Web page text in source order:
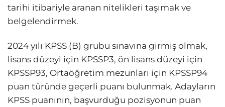
tarihi itibariyle aranan nitelikleri taşımak ve
belgelendirmek.
2024 yılı KPSS (B) grubu sınavına girmiş olmak,
lisans düzeyi için KPSSP3, ön lisans düzeyi için
KPSSP93, Ortaöğretim mezunları için KPSSP94
puan türünde geçerli puanı bulunmak. Adayların
KPSS puanının, başvurduğu pozisyonun puan